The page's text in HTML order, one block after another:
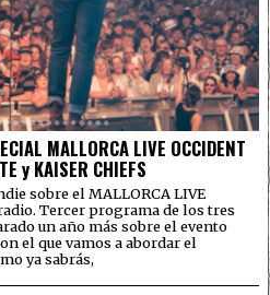
MALLORCA LIVE OCCIDENT
y KAISER CHIEFS
sobre el MALLORCA LIVE
Tercer programa de los tres
un año más sobre el evento
el que vamos a abordar el
ya sabrás,